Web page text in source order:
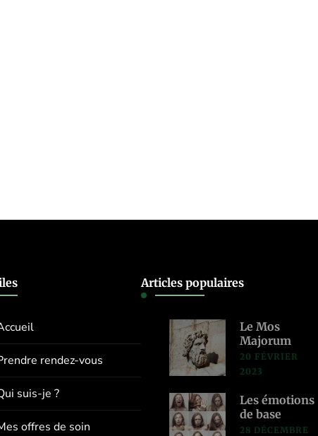
rendez-vous
suis-je ?
offres de soin
Articles populaires
Le Mos
Majorum
20 FÉVRIER
2023
Les émotions
de base
28 DÉCEMBRE